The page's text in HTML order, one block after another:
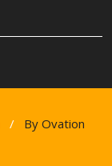
/
By Ovation